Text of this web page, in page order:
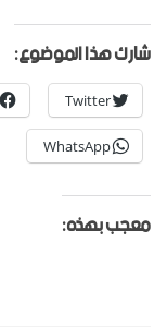
شارك هذا الموضوع:
Twitter
WhatsApp
معجب بهذه: